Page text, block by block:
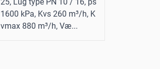
25, Lug type PN 10 / 16, ps
1600 kPa, Kvs 260 m³/h, K
vmax 880 m³/h, Væ...